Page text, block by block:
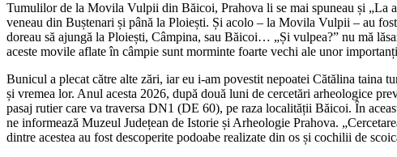
Tumulilor de la Movila Vulpii din Băicoi, Prahova li se mai spuneau și „La
veneau din Buștenari și până la Ploiești. Și acolo – la Movila Vulpii – au
doreau să ajungă la Ploiești, Câmpina, sau Băicoi… „Și vulpea?” nu mă
aceste movile aflate în câmpie sunt morminte foarte vechi ale unor
Bunicul a plecat către alte zări, iar eu i-am povestit nepoatei Cătălina
și vremea lor. Anul acesta 2026, după două luni de cercetări arheologice
pasaj rutier care va traversa DN1 (DE 60), pe raza localității Băicoi. În
ne informează Muzeul Județean de Istorie și Arheologie Prahova.
dintre acestea au fost descoperite podoabe realizate din os și cochilii de